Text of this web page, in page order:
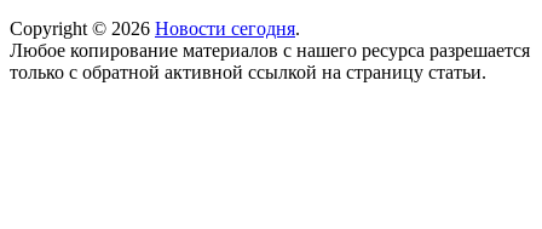
Copyright © 2026 Новости сегодня.
Любое копирование материалов с нашего ресурса разрешается
только с обратной активной ссылкой на страницу статьи.